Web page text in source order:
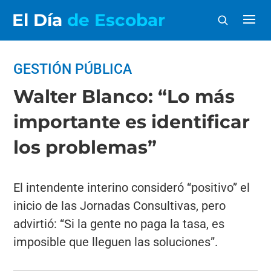
El Día de Escobar
GESTIÓN PÚBLICA
Walter Blanco: “Lo más
importante es identificar
los problemas”
El intendente interino consideró “positivo” el
inicio de las Jornadas Consultivas, pero
advirtió: “Si la gente no paga la tasa, es
imposible que lleguen las soluciones”.